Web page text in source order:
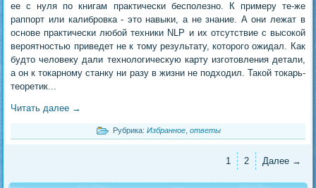
ее с нуля по книгам практически бесполезно. К примеру те-же
раппорт или калибровка - это навыки, а не знание. А они лежат в
основе практически любой техники NLP и их отсутствие с высокой
вероятностью приведет не к тому результату, которого ожидал. Как
будто человеку дали технологическую карту изготовления детали,
а он к токарному станку ни разу в жизни не подходил. Такой токарь-
теоретик...
Читать далее →
Рубрика: Избранное, ответы
1 2 Далее →